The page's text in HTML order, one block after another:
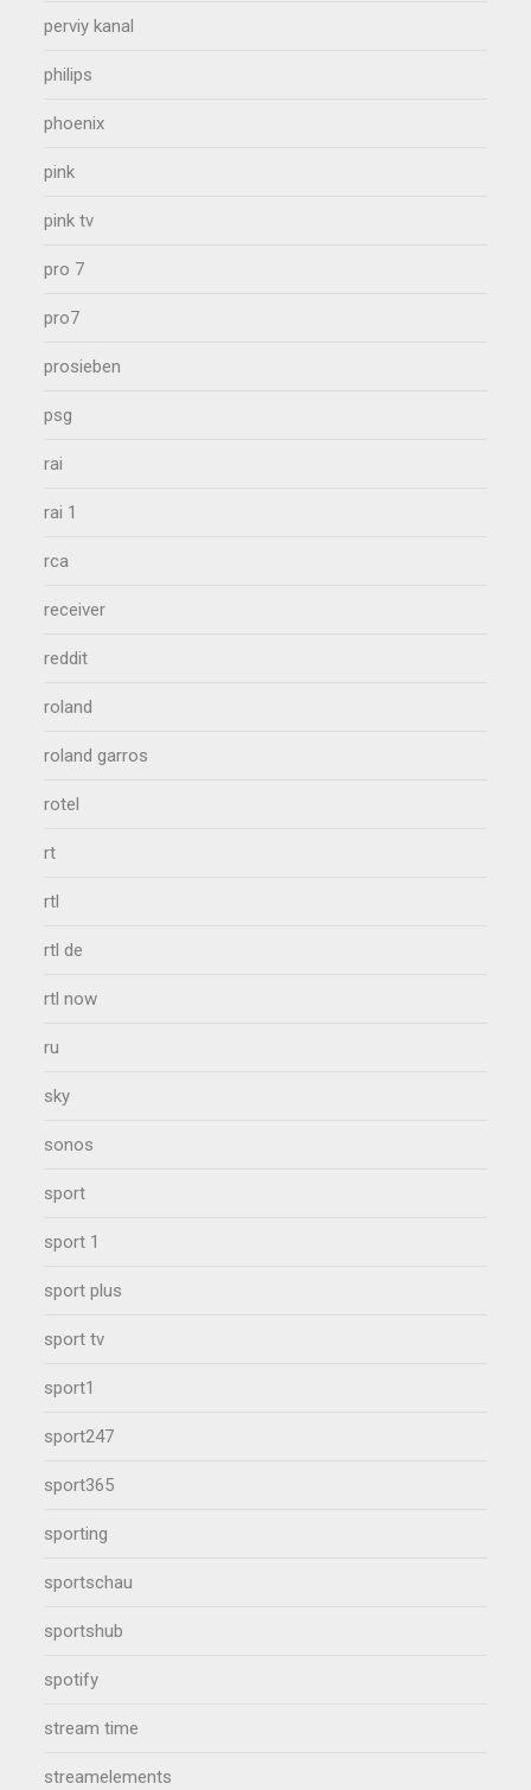
perviy kanal
philips
phoenix
pink
pink tv
pro 7
pro7
prosieben
psg
rai
rai 1
rca
receiver
reddit
roland
roland garros
rotel
rt
rtl
rtl de
rtl now
ru
sky
sonos
sport
sport 1
sport plus
sport tv
sport1
sport247
sport365
sporting
sportschau
sportshub
spotify
stream time
streamelements